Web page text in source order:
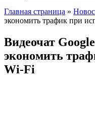
Главная страница »
экономить трафик при
Видеочат
экономить
Wi-Fi